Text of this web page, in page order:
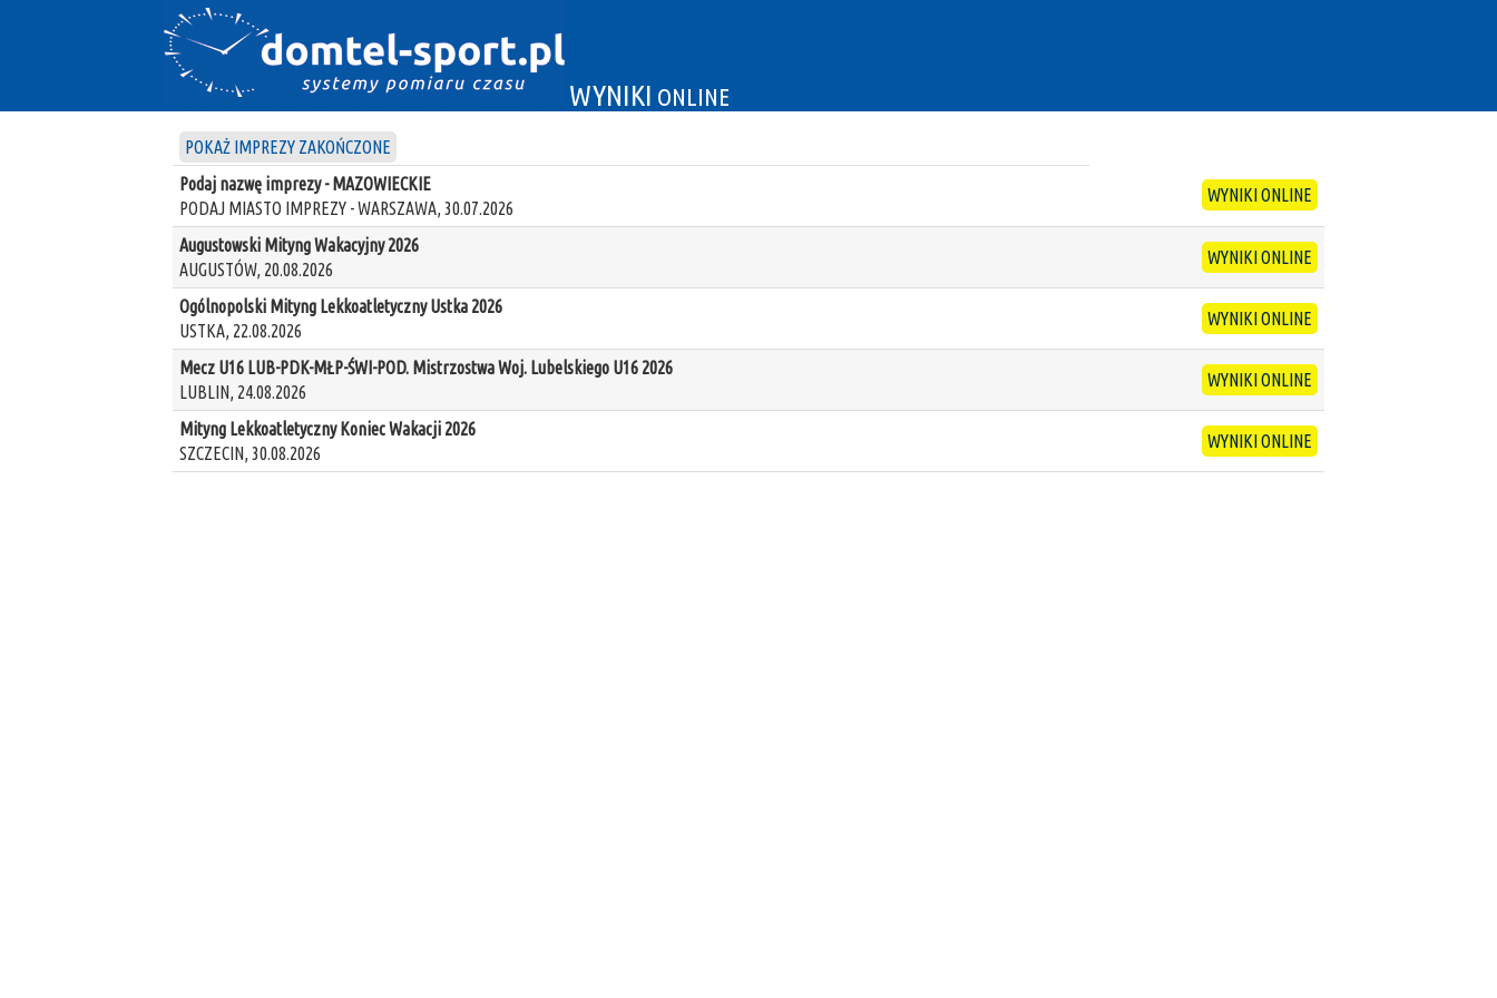
WYNIKI ONLINE
POKAŻ IMPREZY ZAKOŃCZONE
Podaj nazwę imprezy - MAZOWIECKIE
PODAJ MIASTO IMPREZY - WARSZAWA, 30.07.2026
WYNIKI ONLINE
Augustowski Mityng Wakacyjny 2026
AUGUSTÓW, 20.08.2026
WYNIKI ONLINE
Ogólnopolski Mityng Lekkoatletyczny Ustka 2026
USTKA, 22.08.2026
WYNIKI ONLINE
Mecz U16 LUB-PDK-MŁP-ŚWI-POD. Mistrzostwa Woj. Lubelskiego U16 2026
LUBLIN, 24.08.2026
WYNIKI ONLINE
Mityng Lekkoatletyczny Koniec Wakacji 2026
SZCZECIN, 30.08.2026
WYNIKI ONLINE